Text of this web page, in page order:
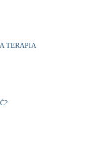
TERAPIA